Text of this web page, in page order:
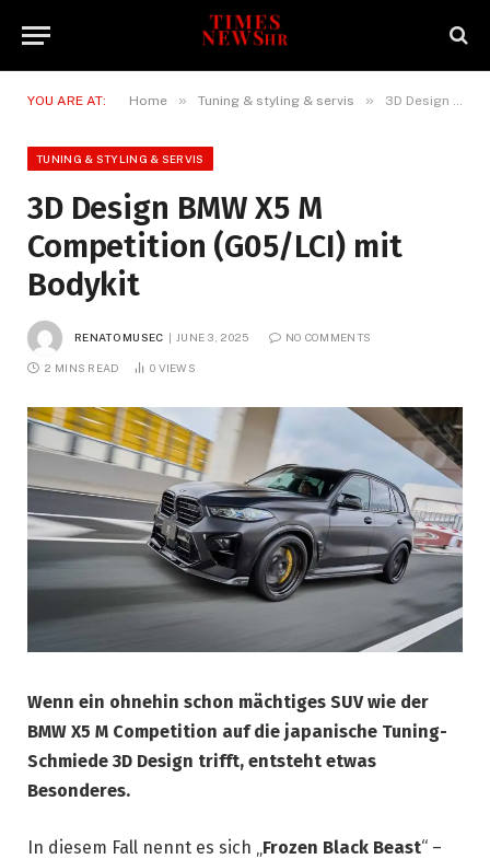
YOU ARE AT: Home » Tuning & styling & servis » 3D Design BMW X5 M Competition (G05/LCI) mit Bodykit
TUNING & STYLING & SERVIS
3D Design BMW X5 M
Competition (G05/LCI) mit
Bodykit
RENATO MUSEC JUNE 3, 2025 NO COMMENTS
2 MINS READ 0 VIEWS
Wenn ein ohnehin schon mächtiges SUV wie der
BMW X5 M Competition auf die japanische Tuning-
Schmiede 3D Design trifft, entsteht etwas
Besonderes.
In diesem Fall nennt es sich „ Frozen Black Beast“ –